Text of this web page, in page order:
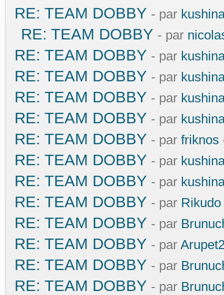
RE: TEAM DOBBY - par
RE: TEAM DOBBY - par
RE: TEAM DOBBY - par
RE: TEAM DOBBY - par
RE: TEAM DOBBY - par
RE: TEAM DOBBY - par
RE: TEAM DOBBY - par friknos
RE: TEAM DOBBY - par
RE: TEAM DOBBY - par
RE: TEAM DOBBY - par
RE: TEAM DOBBY - par
RE: TEAM DOBBY - par
RE: TEAM DOBBY - par
RE: TEAM DOBBY - par